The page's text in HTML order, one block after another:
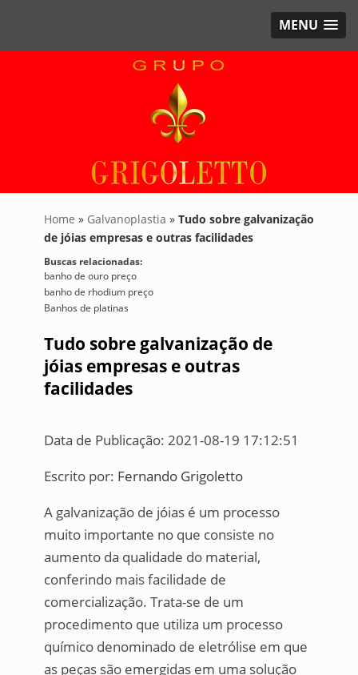
MENU
Home » Galvanoplastia » Tudo sobre galvanização
de jóias empresas e outras facilidades
Buscas relacionadas:
banho de ouro preço
banho de rhodium preço
Banhos de platinas
Tudo sobre galvanização de
jóias empresas e outras
facilidades
Data de Publicação: 2021-08-19 17:12:51
Escrito por: Fernando Grigoletto
A galvanização de jóias é um processo
muito importante no que consiste no
aumento da qualidade do material,
conferindo mais facilidade de
comercialização. Trata-se de um
procedimento que utiliza um processo
químico denominado de eletrólise em que
as peças são emergidas em uma solução